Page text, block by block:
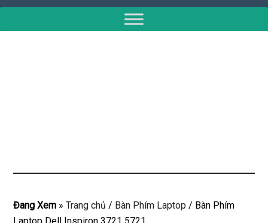
Đang Xem »Trang chủ / Bàn Phím Laptop / Bàn Phím